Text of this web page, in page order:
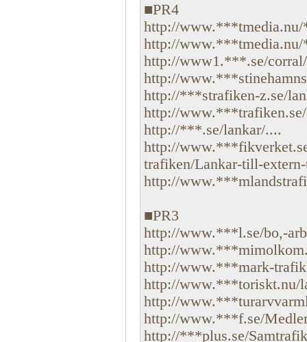
■PR4
http://
http://
http://www1.***.se/
http://
http://***strafiken-z.se/
http://www.***trafiken.se/
http://***.se/lankar/....
http://
trafiken/Lankar-till-
http://
■PR3
http://www.***l.se/bo,-
http://
http://www.***mark-
http://www.***toriskt.nu/
http://
http://www.***f.se/
http://***plus.se/